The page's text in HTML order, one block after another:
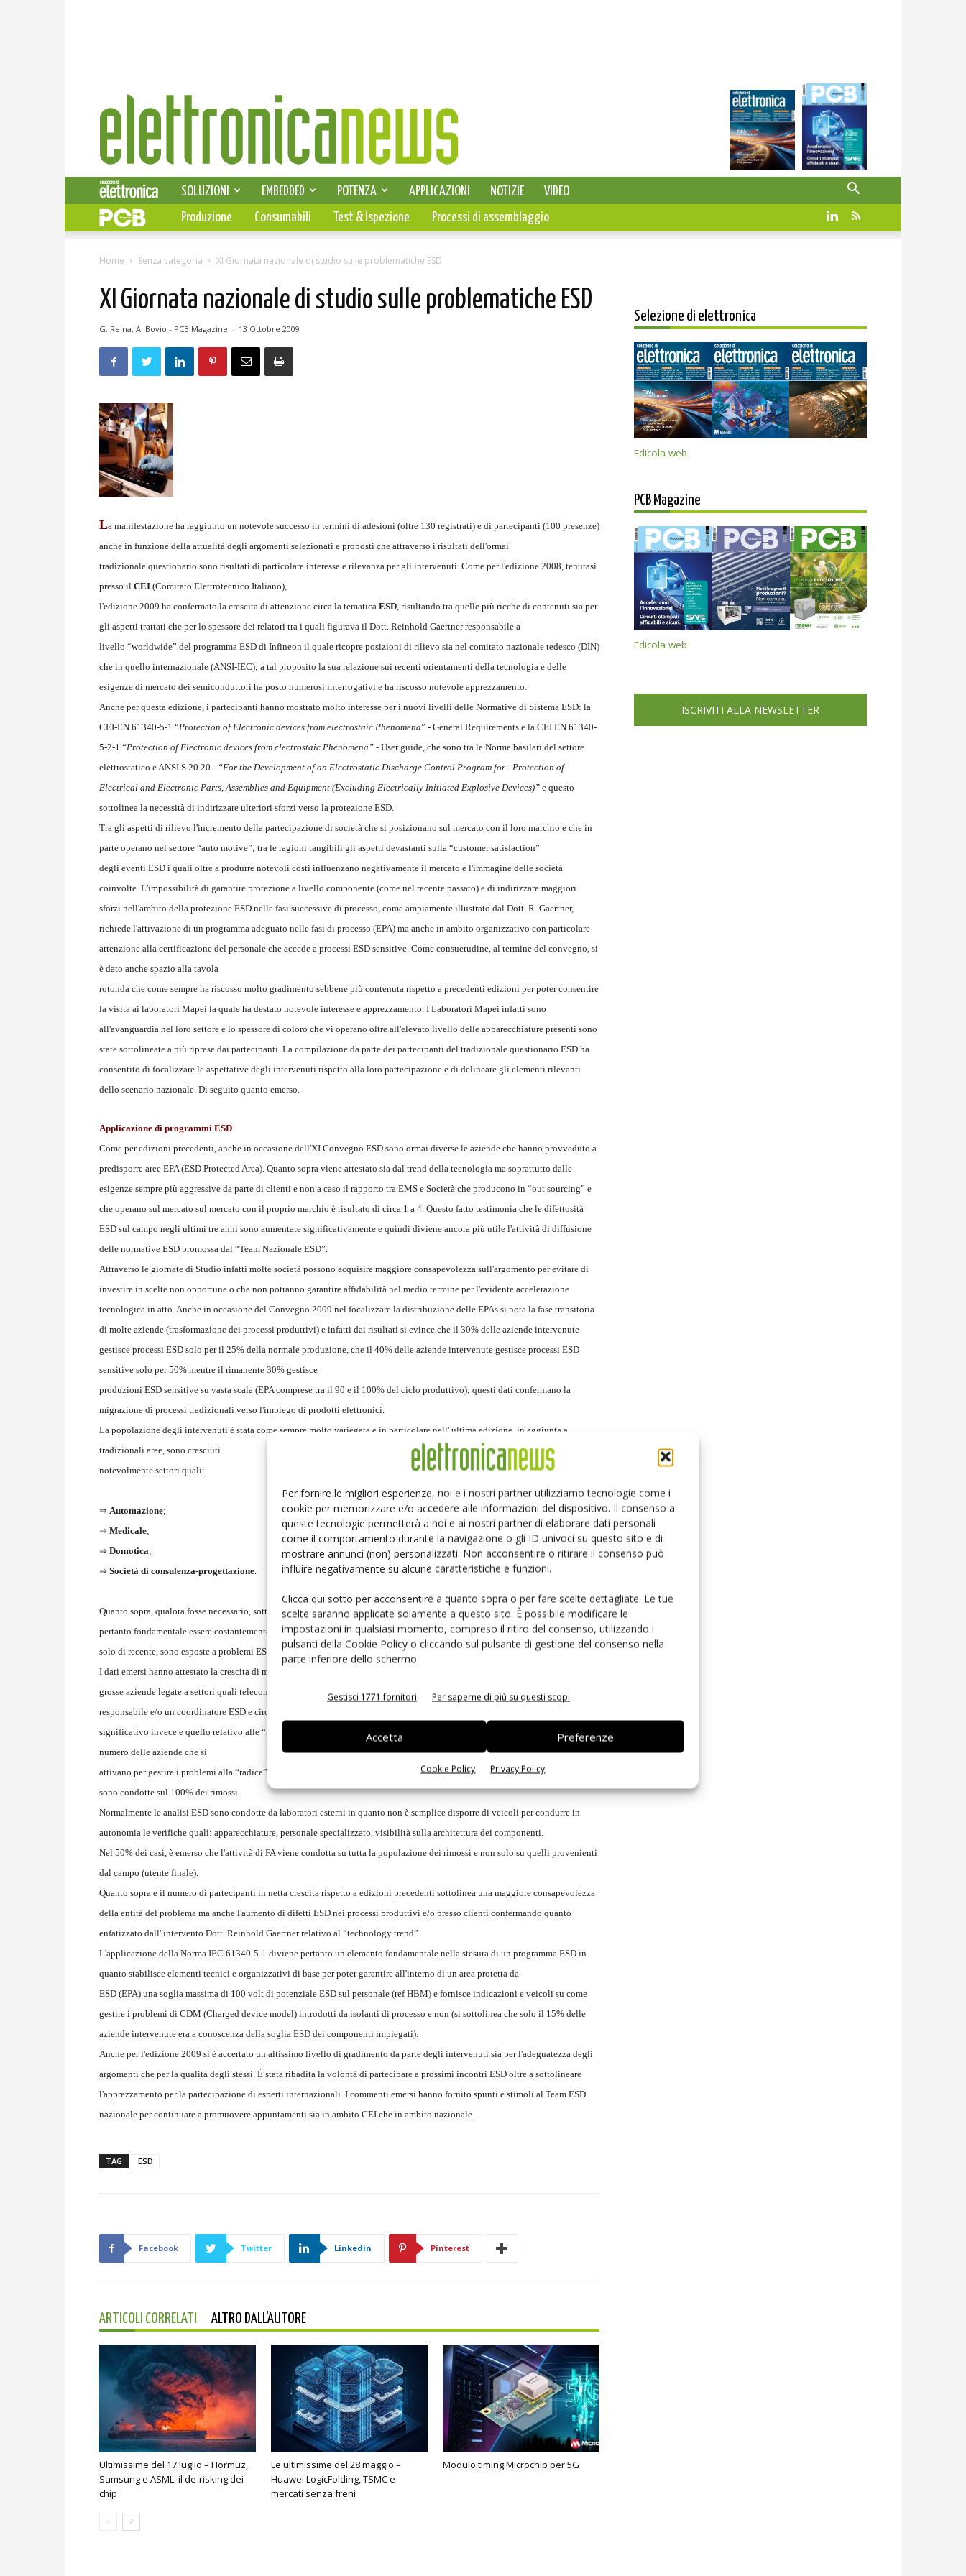
Per fornire le migliori esperienze, noi e i nostri partner utilizziamo tecnologie come i
cookie per memorizzare e/o accedere alle informazioni del dispositivo. Il consenso a
queste tecnologie permetterà a noi e ai nostri partner di elaborare dati personali
come il comportamento durante la navigazione o gli ID univoci su questo sito e di
mostrare annunci (non) personalizzati. Non acconsentire o ritirare il consenso può
influire negativamente su alcune caratteristiche e funzioni.
Clicca qui sotto per acconsentire a quanto sopra o per fare scelte dettagliate. Le tue
scelte saranno applicate solamente a questo sito. È possibile modificare le
impostazioni in qualsiasi momento, compreso il ritiro del consenso, utilizzando i
pulsanti della Cookie Policy o cliccando sul pulsante di gestione del consenso nella
parte inferiore dello schermo.
Gestisci 1771 fornitori Per saperne di più su questi scopi
Accetta Preferenze
Cookie Policy Privacy Policy
Elettronica
News
SELEZIONE DI ELETTRONICA
SOLUZIONI EMBEDDED POTENZA APPLICAZIONI NOTIZIE
VIDEO
PCB
Produzione Consumabili Test & Ispezione Processi di assemblaggio
Home Senza categoria XI Giornata nazionale di studio sulle problematiche ESD
XI Giornata nazionale di studio sulle problematiche ESD
G. Reina, A. Bovio - PCB Magazine - 13 Ottobre 2009
La manifestazione ha raggiunto un notevole successo in termini di adesioni (oltre 130 registrati) e di partecipanti (100 presenze)
anche in funzione della attualità degli argomenti selezionati e proposti che attraverso i risultati dell'ormai
tradizionale questionario sono risultati di particolare interesse e rilevanza per gli intervenuti. Come per l'edizione 2008, tenutasi
presso il CEI (Comitato Elettrotecnico Italiano),
l'edizione 2009 ha confermato la crescita di attenzione circa la tematica ESD, risultando tra quelle più ricche di contenuti sia per
gli aspetti trattati che per lo spessore dei relatori tra i quali figurava il Dott. Reinhold Gaertner responsabile a
livello “worldwide” del programma ESD di Infineon il quale ricopre posizioni di rilievo sia nel comitato nazionale tedesco (DIN)
che in quello internazionale (ANSI-IEC); a tal proposito la sua relazione sui recenti orientamenti della tecnologia e delle
esigenze di mercato dei semiconduttori ha posto numerosi interrogativi e ha riscosso notevole apprezzamento.
Anche per questa edizione, i partecipanti hanno mostrato molto interesse per i nuovi livelli delle Normative di Sistema ESD: la
CEI-EN 61340-5-1 “Protection of Electronic devices from electrostaic Phenomena” - General Requirements e la CEI EN 61340-
5-2-1 “Protection of Electronic devices from electrostaic Phenomena” - User guide, che sono tra le Norme basilari del settore
elettrostatico e ANSI S.20.20 - “For the Development of an Electrostatic Discharge Control Program for - Protection of
Electrical and Electronic Parts, Assemblies and Equipment (Excluding Electrically Initiated Explosive Devices)” e questo
sottolinea la necessità di indirizzare ulteriori sforzi verso la protezione ESD.
Tra gli aspetti di rilievo l'incremento della partecipazione di società che si posizionano sul mercato con il loro marchio e che in
parte operano nel settore “auto motive”; tra le ragioni tangibili gli aspetti devastanti sulla “customer satisfaction”
degli eventi ESD i quali oltre a produrre notevoli costi influenzano negativamente il mercato e l'immagine delle società
coinvolte. L'impossibilità di garantire protezione a livello componente (come nel recente passato) e di indirizzare maggiori
sforzi nell'ambito della protezione ESD nelle fasi successive di processo, come ampiamente illustrato dal Dott. R. Gaertner,
richiede l'attivazione di un programma adeguato nelle fasi di processo (EPA) ma anche in ambito organizzativo con particolare
attenzione alla certificazione del personale che accede a processi ESD sensitive. Come consuetudine, al termine del convegno, si
è dato anche spazio alla tavola
rotonda che come sempre ha riscosso molto gradimento sebbene più contenuta rispetto a precedenti edizioni per poter consentire
la visita ai laboratori Mapei la quale ha destato notevole interesse e apprezzamento. I Laboratori Mapei infatti sono
all'avanguardia nel loro settore e lo spessore di coloro che vi operano oltre all'elevato livello delle apparecchiature presenti sono
state sottolineate a più riprese dai partecipanti. La compilazione da parte dei partecipanti del tradizionale questionario ESD ha
consentito di focalizzare le aspettative degli intervenuti rispetto alla loro partecipazione e di delineare gli elementi rilevanti
dello scenario nazionale. Di seguito quanto emerso.
Applicazione di programmi ESD
Come per edizioni precedenti, anche in occasione dell'XI Convegno ESD sono ormai diverse le aziende che hanno provveduto a
predisporre aree EPA (ESD Protected Area). Quanto sopra viene attestato sia dal trend della tecnologia ma soprattutto dalle
esigenze sempre più aggressive da parte di clienti e non a caso il rapporto tra EMS e Società che producono in “out sourcing” e
che operano sul mercato sul mercato con il proprio marchio è risultato di circa 1 a 4. Questo fatto testimonia che le difettosità
ESD sul campo negli ultimi tre anni sono aumentate significativamente e quindi diviene ancora più utile l'attività di diffusione
delle normative ESD promossa dal “Team Nazionale ESD”.
Attraverso le giornate di Studio infatti molte società possono acquisire maggiore consapevolezza sull'argomento per evitare di
investire in scelte non opportune o che non potranno garantire affidabilità nel medio termine per l'evidente accelerazione
tecnologica in atto. Anche in occasione del Convegno 2009 nel focalizzare la distribuzione delle EPAs si nota la fase transitoria
di molte aziende (trasformazione dei processi produttivi) e infatti dai risultati si evince che il 30% delle aziende intervenute
gestisce processi ESD solo per il 25% della normale produzione, che il 40% delle aziende intervenute gestisce processi ESD
sensitive solo per 50% mentre il rimanente 30% gestisce
produzioni ESD sensitive su vasta scala (EPA comprese tra il 90 e il 100% del ciclo produttivo); questi dati confermano la
migrazione di processi tradizionali verso l'impiego di prodotti elettronici.
La popolazione degli intervenuti è stata come sempre molto variegata e in particolare nell' ultima edizione, in aggiunta a
tradizionali aree, sono cresciuti
notevolmente settori quali:
⇒ Automazione;
⇒ Medicale;
⇒ Domotica;
⇒ Società di consulenza-progettazione.
Quanto sopra, qualora fosse necessario, sottolinea il deciso incremento di processi produttivi esposti a eventi ESD. Diviene
pertanto fondamentale essere costantemente aggiornati sulla evoluzione delle normative e a maggior ragione per le e società che,
solo di recente, sono esposte a problemi ESD.
I dati emersi hanno attestato la crescita di medie e piccole imprese tra l'utenza ESD sebbene sia significativa anche la presenza di
grosse aziende legate a settori quali telecomunicazione e militare. Ben il 70% delle aziende hanno provveduto a nominare un
responsabile e/o un coordinatore ESD e circa un 15% di queste si avvale di laboratori e/o enti esterni di consulenza. Un dato
significativo invece e quello relativo alle “failure analysis” sulle parti rimosse. Rispetto alle edizioni precedenti aumentato il
numero delle aziende che si
attivano per gestire i problemi alla “radice” attraverso failure analisys e si è preso atto che in settori quali auto motive le stesse
sono condotte sul 100% dei rimossi.
Normalmente le analisi ESD sono condotte da laboratori esterni in quanto non è semplice disporre di veicoli per condurre in
autonomia le verifiche quali: apparecchiature, personale specializzato, visibilità sulla architettura dei componenti.
Nel 50% dei casi, è emerso che l'attività di FA viene condotta su tutta la popolazione dei rimossi e non solo su quelli provenienti
dal campo (utente finale).
Quanto sopra e il numero di partecipanti in netta crescita rispetto a edizioni precedenti sottolinea una maggiore consapevolezza
della entità del problema ma anche l'aumento di difetti ESD nei processi produttivi e/o presso clienti confermando quanto
enfatizzato dall' intervento Dott. Reinhold Gaertner relativo al “technology trend”.
L'applicazione della Norma IEC 61340-5-1 diviene pertanto un elemento fondamentale nella stesura di un programma ESD in
quanto stabilisce elementi tecnici e organizzativi di base per poter garantire all'interno di un area protetta da
ESD (EPA) una soglia massima di 100 volt di potenziale ESD sul personale (ref HBM) e fornisce indicazioni e veicoli su come
gestire i problemi di CDM (Charged device model) introdotti da isolanti di processo e non (si sottolinea che solo il 15% delle
aziende intervenute era a conoscenza della soglia ESD dei componenti impiegati).
Anche per l'edizione 2009 si è accertato un altissimo livello di gradimento da parte degli intervenuti sia per l'adeguatezza degli
argomenti che per la qualità degli stessi. È stata ribadita la volontà di partecipare a prossimi incontri ESD oltre a sottolineare
l'apprezzamento per la partecipazione di esperti internazionali. I commenti emersi hanno fornito spunti e stimoli al Team ESD
nazionale per continuare a promuovere appuntamenti sia in ambito CEI che in ambito nazionale.
TAG ESD
Facebook Twitter Linkedin Pinterest
ARTICOLI CORRELATI ALTRO DALL'AUTORE
Ultimissime del 17 luglio – Hormuz,
Samsung e ASML: il de-risking dei
chip
Le ultimissime del 28 maggio –
Huawei LogicFolding, TSMC e
mercati senza freni
Modulo timing Microchip per 5G
Selezione di elettronica
Edicola web
PCB Magazine
Edicola web
ISCRIVITI ALLA NEWSLETTER